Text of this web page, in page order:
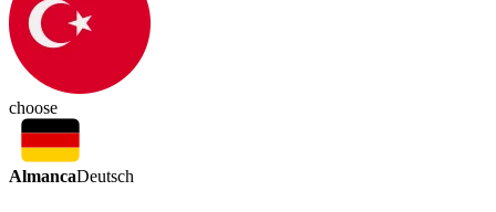
choose
AlmancaDeutsch